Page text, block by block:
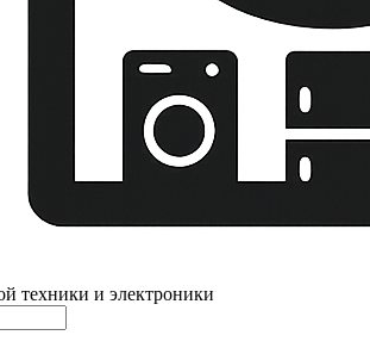
техники и электроники